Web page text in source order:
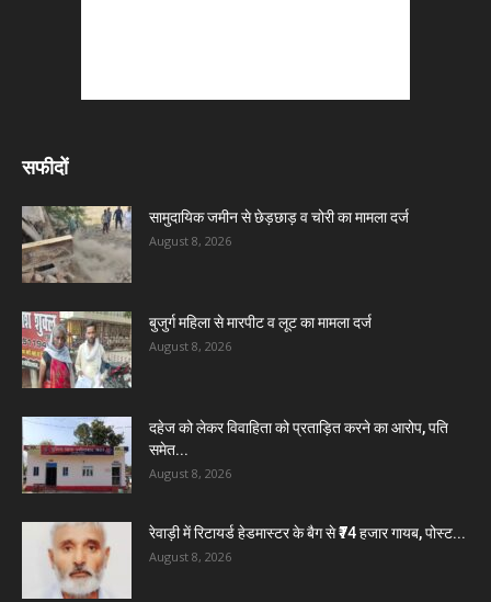
सफीदों
सामुदायिक जमीन से छेड़छाड़ व चोरी का मामला दर्ज
August 8, 2026
बुजुर्ग महिला से मारपीट व लूट का मामला दर्ज
August 8, 2026
दहेज को लेकर विवाहिता को प्रताड़ित करने का आरोप, पति
समेत...
August 8, 2026
रेवाड़ी में रिटायर्ड हेडमास्टर के बैग से ₹74 हजार गायब, पोस्ट...
August 8, 2026